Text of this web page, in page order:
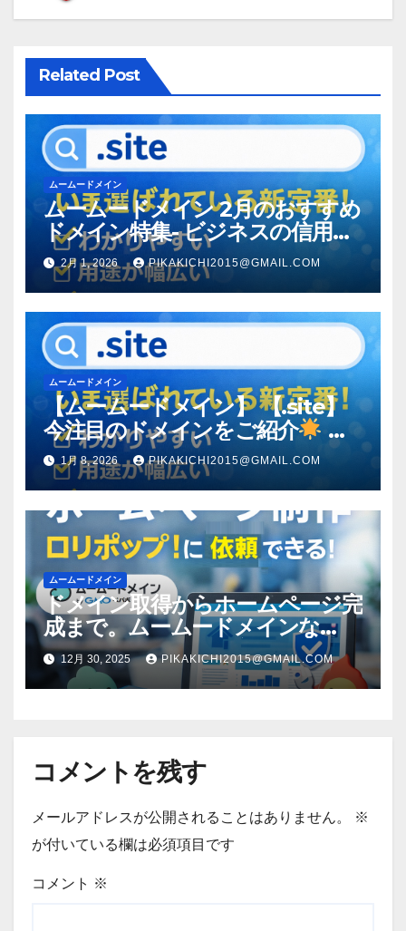
ョ
ン
Related Post
ムームードメイン
ムームードメイン 2月のおすすめ
ドメイン特集- ビジネスの信用を
築く――そのすべての起点となる
のが独自ドメイン
2月 1, 2026 PIKAKICHI2015@GMAIL.COM
ムームードメイン
【ムームードメイン】 【.site】
今注目のドメインをご紹介
何
をするサイトか”が一目で伝わ
る。いま選ばれている新定番ドメ
イン
1月 8, 2026 PIKAKICHI2015@GMAIL.COM
ムームードメイン
ドメイン取得からホームページ完
成まで。ムームードメインな
ら“全部まとめて”安心スタート
12月 30, 2025 PIKAKICHI2015@GMAIL.COM
コメントを残す
メールアドレスが公開されることはありません。
※
が付いている欄は必須項目です
コメント ※